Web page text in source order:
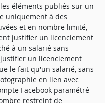
les éléments publiés sur un
uniquement à des
et en nombre limité,
justifier un licenciement
à un salarié sans
un licenciement
le fait qu'un salarié, sans
en lien avec
Facebook paramétré
restreint de